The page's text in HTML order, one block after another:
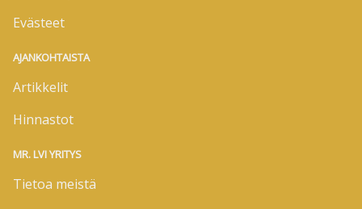
Evästeet
AJANKOHTAISTA
Artikkelit
Hinnastot
MR. LVI YRITYS
Tietoa meistä